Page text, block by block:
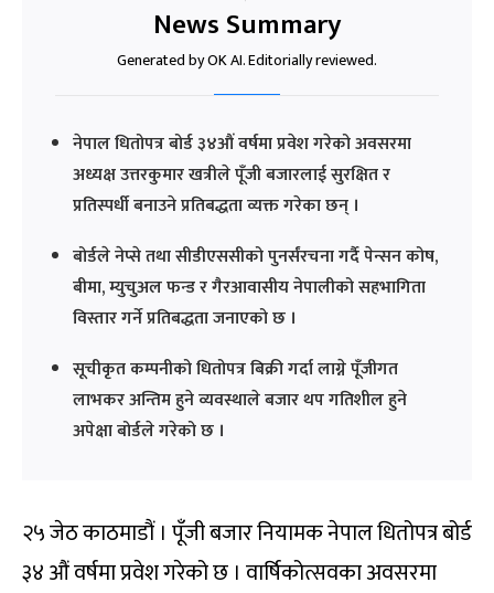
News Summary
Generated by OK AI. Editorially reviewed.
नेपाल धितोपत्र बोर्ड ३४औं वर्षमा प्रवेश गरेको अवसरमा
अध्यक्ष उत्तरकुमार खत्रीले पूँजी बजारलाई सुरक्षित र
प्रतिस्पर्धी बनाउने प्रतिबद्धता व्यक्त गरेका छन् ।
बोर्डले नेप्से तथा सीडीएससीको पुनर्संरचना गर्दै पेन्सन कोष,
बीमा, म्युचुअल फन्ड र गैरआवासीय नेपालीको सहभागिता
विस्तार गर्ने प्रतिबद्धता जनाएको छ ।
सूचीकृत कम्पनीको धितोपत्र बिक्री गर्दा लाग्ने पूँजीगत
लाभकर अन्तिम हुने व्यवस्थाले बजार थप गतिशील हुने
अपेक्षा बोर्डले गरेको छ ।
२५ जेठ काठमाडौं । पूँजी बजार नियामक नेपाल धितोपत्र बोर्ड
३४ औं वर्षमा प्रवेश गरेको छ । वार्षिकोत्सवका अवसरमा